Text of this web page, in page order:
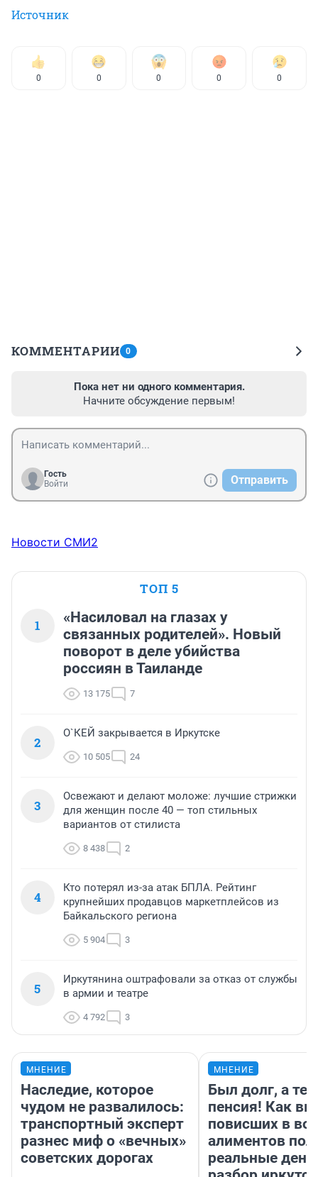
Источник
0 0 0 0 0
КОММЕНТАРИИ 0
Пока нет ни одного комментария.
Начните обсуждение первым!
Гость
Войти
Отправить
Новости СМИ2
ТОП 5
1
«Насиловал на глазах у
связанных родителей». Новый
поворот в деле убийства
россиян в Таиланде
13 175 7
2
О`КЕЙ закрывается в Иркутске
10 505 24
3
Освежают и делают моложе: лучшие стрижки
для женщин после 40 — топ стильных
вариантов от стилиста
8 438 2
4
Кто потерял из-за атак БПЛА. Рейтинг
крупнейших продавцов маркетплейсов из
Байкальского региона
5 904 3
5
Иркутянина оштрафовали за отказ от службы
в армии и театре
4 792 3
МНЕНИЕ
Наследие, которое
чудом не развалилось:
транспортный эксперт
разнес миф о «вечных»
советских дорогах
МНЕНИЕ
Был долг, а
пенсия! Как
повисших в
алиментов
реальные